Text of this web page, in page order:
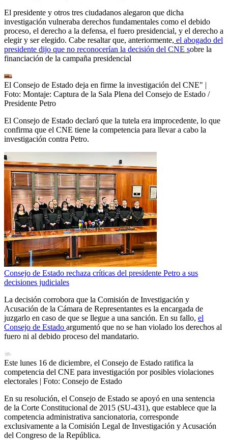
El presidente y otros tres ciudadanos alegaron que dicha
investigación vulneraba derechos fundamentales como el debido
proceso, el derecho a la defensa, el fuero presidencial, y el derecho a
elegir y ser elegido. Cabe resaltar que, anteriormente, el abogado del
presidente dijo que no reconocerían la decisión del CNE sobre la
financiación de la campaña presidencial
El Consejo de Estado deja en firme la investigación del CNE" |
Foto: Montaje: Captura de la Sala Plena del Consejo de Estado /
Presidente Petro
El Consejo de Estado declaró que la tutela era improcedente, lo que
confirma que el CNE tiene la competencia para llevar a cabo la
investigación contra Petro.
Consejo de Estado rechaza críticas del presidente Petro a sus
decisiones judiciales
La decisión corrobora que la Comisión de Investigación y
Acusación de la Cámara de Representantes es la encargada de
juzgarlo en caso de que se llegue a una sanción. En su fallo, el
Consejo de Estado argumentó que no se han violado los derechos al
fuero ni al debido proceso del mandatario.
Este lunes 16 de diciembre, el Consejo de Estado ratifica la
competencia del CNE para investigación por posibles violaciones
electorales | Foto: Consejo de Estado
En su resolución, el Consejo de Estado se apoyó en una sentencia
de la Corte Constitucional de 2015 (SU-431), que establece que la
competencia administrativa sancionatoria, corresponde
exclusivamente a la Comisión Legal de Investigación y Acusación
del Congreso de la República.